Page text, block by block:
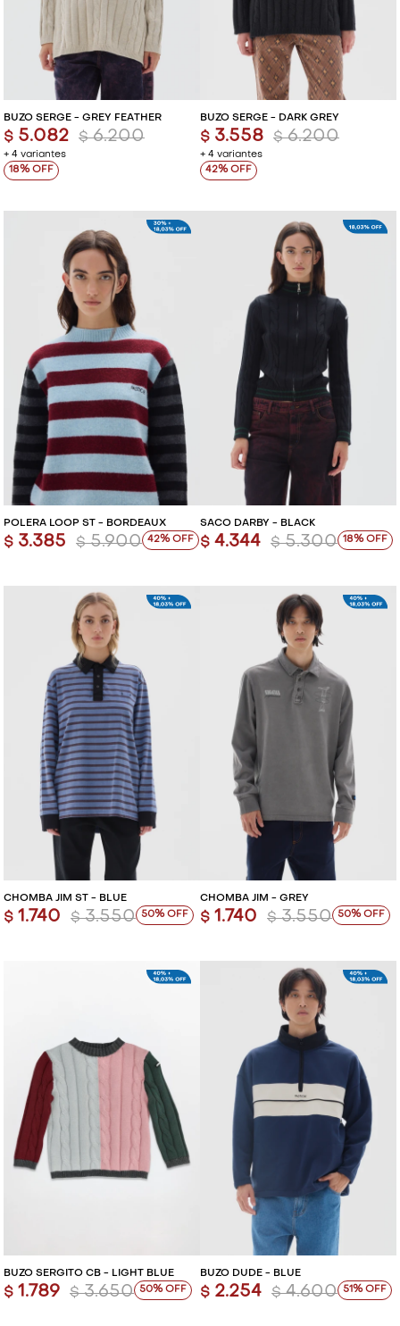
BUZO SERGE - GREY FEATHER
+ 4 variantes
$ 5.082 $ 6.200
18
BUZO SERGE - DARK GREY
+ 4 variantes
$ 3.558 $ 6.200
42
POLERA LOOP ST - BORDEAUX
$ 3.385 $ 5.900 42
SACO DARBY - BLACK
$ 4.344 $ 5.300 18
CHOMBA JIM ST - BLUE
$ 1.740 $ 3.550 50
CHOMBA JIM - GREY
$ 1.740 $ 3.550 50
BUZO SERGITO CB - LIGHT BLUE
$ 1.789 $ 3.650 50
BUZO DUDE - BLUE
$ 2.254 $ 4.600 51